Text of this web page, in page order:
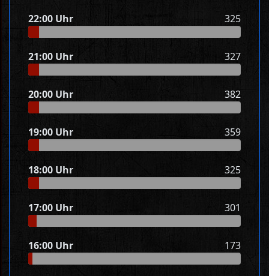
22:00 Uhr 325
21:00 Uhr 327
20:00 Uhr 382
19:00 Uhr 359
18:00 Uhr 325
17:00 Uhr 301
16:00 Uhr 173